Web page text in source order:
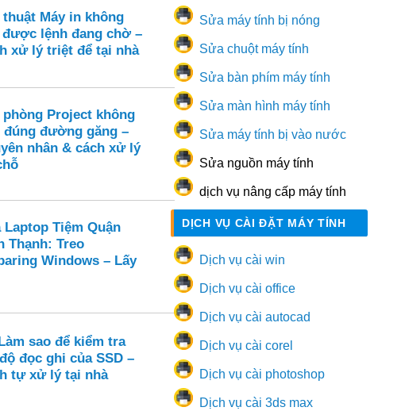
thuật Máy in không
được lệnh đang chờ –
xử lý triệt để tại nhà
phòng Project không
đúng đường găng –
nhân & cách xử lý
Laptop Tiệm Quận
Thạnh: Treo
Windows – Lấy
sao để kiểm tra
đọc ghi của SSD –
tự xử lý tại nhà
Sửa máy tính bị nóng
Sửa chuột máy tính
Sửa bàn phím máy tính
Sửa màn hình máy tính
Sửa máy tính bị vào nước
Sửa nguồn máy tính
dịch vụ nâng cấp máy tính
DỊCH VỤ CÀI ĐẶT MÁY TÍNH
Dịch vụ cài win
Dịch vụ cài office
Dịch vụ cài autocad
Dịch vụ cài corel
Dịch vụ cài photoshop
Dịch vụ cài 3ds max